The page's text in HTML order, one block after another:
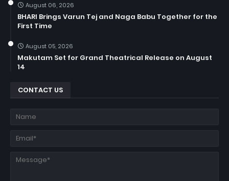
August 06, 2026
BHARI Brings Varun Tej and Naga Babu Together for the
First Time
August 05, 2026
Makutam Set for Grand Theatrical Release on August
14
CONTACT US